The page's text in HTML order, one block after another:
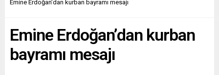
Emine Erdoğan’dan kurban bayramı mesajı
Emine Erdoğan’dan kurban
bayramı mesajı